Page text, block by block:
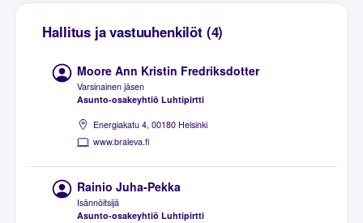
Hallitus ja vastuuhenkilöt (4)
Moore Ann Kristin Fredriksdotter
Varsinainen jäsen
Asunto-osakeyhtiö Luhtipirtti
Energiakatu 4, 00180 Helsinki
www.braleva.fi
Rainio Juha-Pekka
Isännöitsijä
Asunto-osakeyhtiö Luhtipirtti